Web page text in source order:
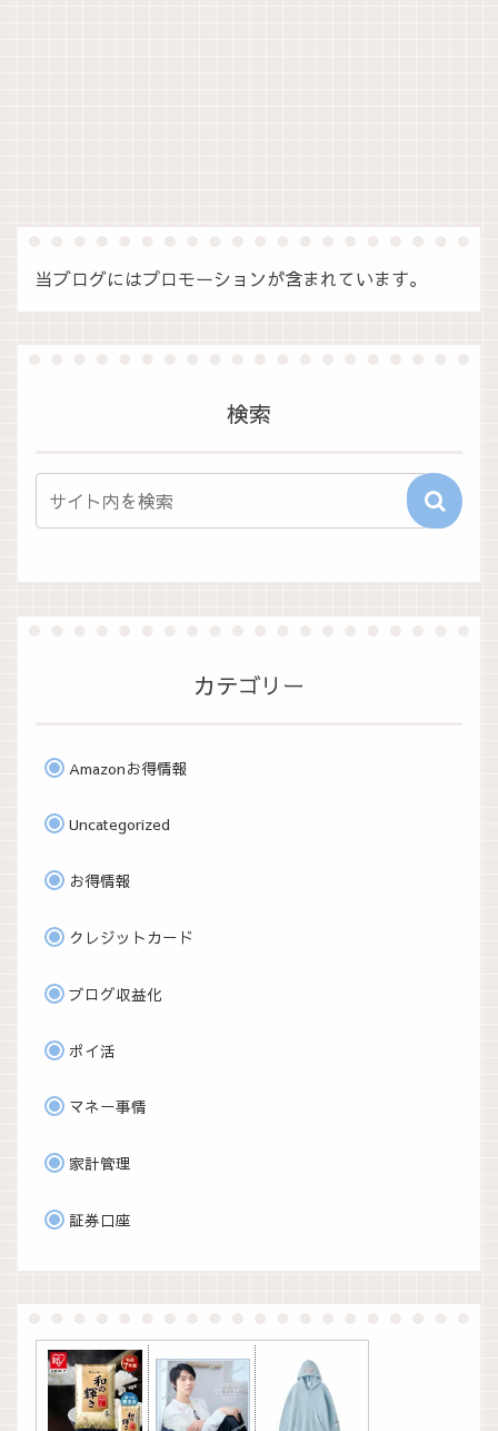
当ブログにはプロモーションが含まれています。
検索
カテゴリー
Amazonお得情報
Uncategorized
お得情報
クレジットカード
ブログ収益化
ポイ活
マネー事情
家計管理
証券口座